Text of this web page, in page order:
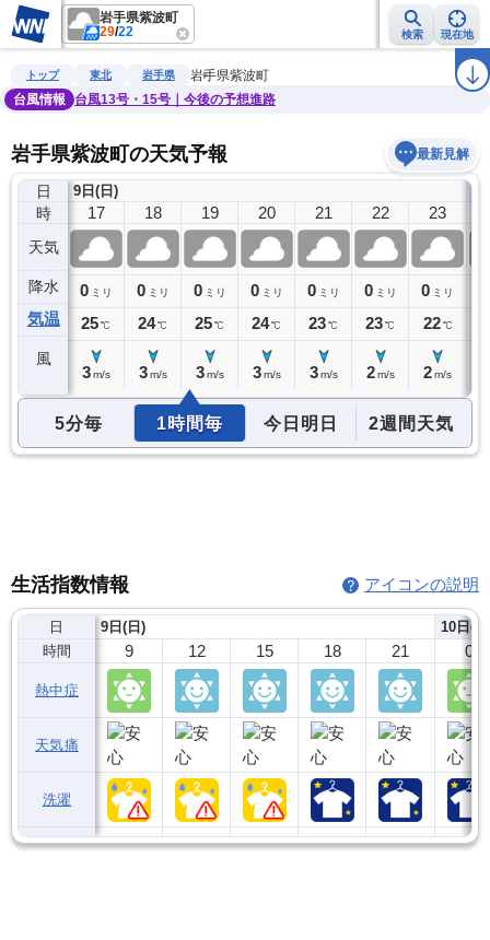
岩手県紫波町
29/22 検索 現在地
雨雲レーダー 台風情報 地震情報 ラ
トップ 東北 岩手県
岩手県紫波町
台風情報
台風13号・15号｜今後の予想進路
岩手県紫波町の天気予報 最新見解
日
時
天気
降水
気温
風
9日(日)
16
0ミリ
26℃
17
0 ミリ
25℃
3 m/s
18
0 ミリ
24℃
3 m/s
19
0 ミリ
25℃
3 m/s
20
0 ミリ
24℃
3 m/s
21
0 ミリ
23℃
3 m/s
22
0 ミリ
23℃
2 m/s
23
0 ミリ
22 ℃
2m/s
5分毎 1時間毎 今日明日 2週間天気
生活指数情報 アイコンの説明
日
時間
熱中症
天気痛
洗濯
9日(日)
9 12 15 18 21
10日(
0